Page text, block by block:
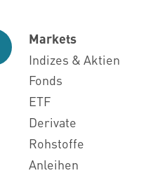
Markets
Indizes & Aktien
Fonds
ETF
Derivate
Rohstoffe
Anleihen